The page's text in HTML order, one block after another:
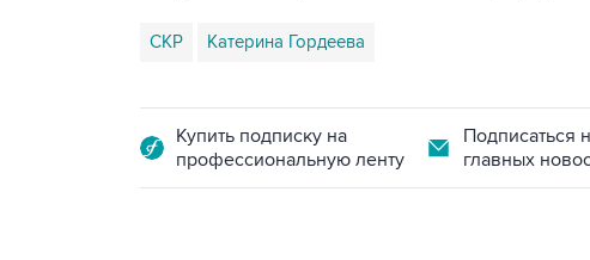
СКР Катерина Гордеева
Купить подписку на
профессиональную ленту
Подписаться
главных